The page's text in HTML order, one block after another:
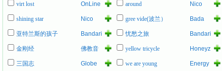
virt lost
OnLine around Nico
shining star Nico gree vide(波兰） Bada
亚特兰斯的孩子 Bandari 忧愁之旅 Bandari
金刚经
佛教音
yellow tricycle Honeyz
三国志 Globe we are young Energy